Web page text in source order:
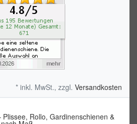
* inkl. MwSt., zzgl. Versandkosten
Rollo, Gardinenschienen &